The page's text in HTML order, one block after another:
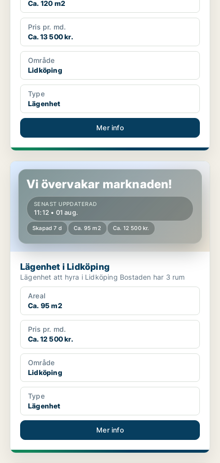
Ca. 120 m2
Pris pr. md.
Ca. 13 500 kr.
Område
Lidköping
Type
Lägenhet
Mer info
Lägenhet i Lidköping
Vi övervakar marknaden!
SENAST UPPDATERAD
11:12 • 01 aug.
Skapad 7 d Ca. 95 m2 Ca. 12 500 kr.
Lägenhet i Lidköping
Lägenhet att hyra i Lidköping Bostaden har 3 rum
Areal
Ca. 95 m2
Pris pr. md.
Ca. 12 500 kr.
Område
Lidköping
Type
Lägenhet
Mer info